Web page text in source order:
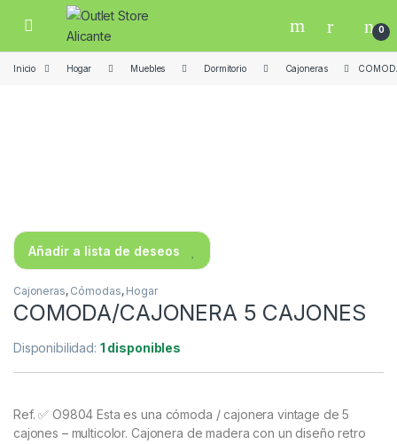
Skip to navigation
Skip to content
Open 0
Inicio Hogar Muebles Dormitorio Cajoneras
Añadir a lista de deseos
Cajoneras, Cómodas, Hogar
COMODA/CAJONERA 5 CAJONES
Disponibilidad: 1 disponibles
Ref. ✅ O9804Esta es una cómoda / cajonera vintage de 5
cajones – multicolor. Cajonera de madera con un diseño retro